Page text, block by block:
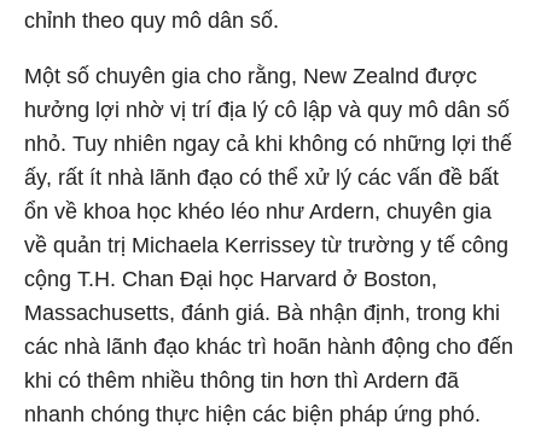
chỉnh theo quy mô dân số.
Một số chuyên gia cho rằng, New Zealnd được
hưởng lợi nhờ vị trí địa lý cô lập và quy mô dân số
nhỏ. Tuy nhiên ngay cả khi không có những lợi thế
ấy, rất ít nhà lãnh đạo có thể xử lý các vấn đề bất
ổn về khoa học khéo léo như Ardern, chuyên gia
về quản trị Michaela Kerrissey từ trường y tế công
cộng T.H. Chan Đại học Harvard ở Boston,
Massachusetts, đánh giá. Bà nhận định, trong khi
các nhà lãnh đạo khác trì hoãn hành động cho đến
khi có thêm nhiều thông tin hơn thì Ardern đã
nhanh chóng thực hiện các biện pháp ứng phó.